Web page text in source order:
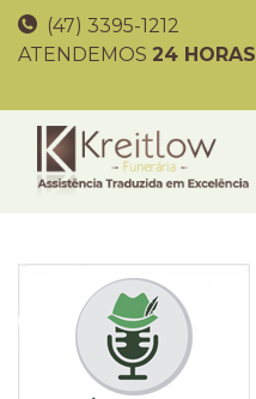
(47) 3395-1212
ATENDEMOS 24 HORAS